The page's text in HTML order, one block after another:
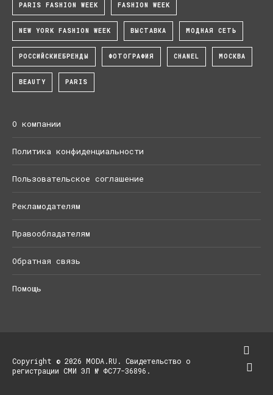
PARIS FASHION WEEK FASHION WEEK
NEW YORK FASHION WEEK ВЫСТАВКА МОДНАЯ СЕТЬ
РОССИЙСКИЕБРЕНДЫ ФОТОГРАФИЯ CHANEL МОСКВА
BEAUTY PARIS
О компании
Политика конфиденциальности
Пользовательское соглашение
Рекламодателям
Правообладателям
Обратная связь
Помощь
Copyright © 2026 MODA.RU. Свидетельство о
регистрации СМИ ЭЛ № ФС77-36896.